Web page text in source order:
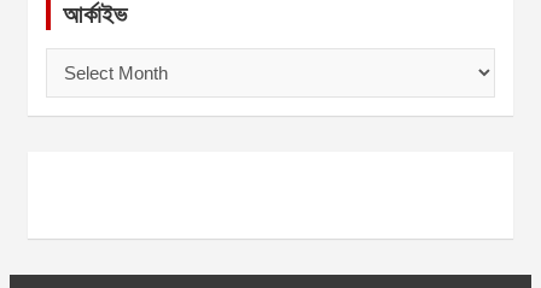
আর্কাইভ
ই